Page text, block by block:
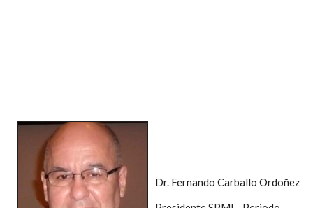
Dr. Fernando Carballo Ordoñez